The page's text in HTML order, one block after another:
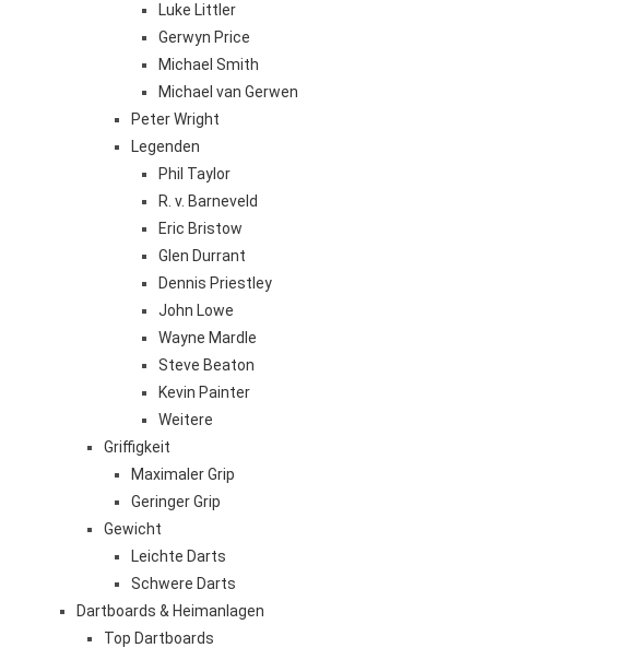
Luke Littler
Gerwyn Price
Michael Smith
Michael van Gerwen
Peter Wright
Legenden
Phil Taylor
R. v. Barneveld
Eric Bristow
Glen Durrant
Dennis Priestley
John Lowe
Wayne Mardle
Steve Beaton
Kevin Painter
Weitere
Griffigkeit
Maximaler Grip
Geringer Grip
Gewicht
Leichte Darts
Schwere Darts
Dartboards & Heimanlagen
Top Dartboards